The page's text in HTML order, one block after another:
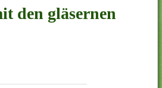
den gläsernen